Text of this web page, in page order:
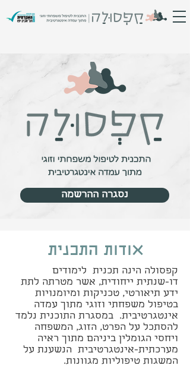
נסגרה ההרשמה
אודות התכנית
קפסולה הינה תכנית לימודים
דו-שנתית ייחודית, אשר מטרתה לתת
ידע תיאורטי, טכניקות ומיומנויות
בטיפול משפחתי וזוגי מתוך עמדה
אינטגרטיבית. במסגרת התוכנית נלמד
להסתכל על הפרט, הזוג, המשפחה
ויחסי הגומלין ביניהם מתוך ראיה
מערכתית-אינטגרטיבית הנשענת על
המשגות טיפוליות מגוונות.